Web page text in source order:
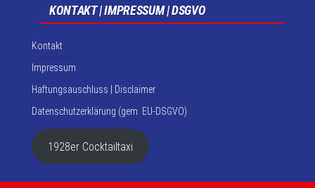
KONTAKT | IMPRESSUM | DSGVO
Kontakt
Impressum
Haftungsauschluss | Disclaimer
Datenschutzerklärung (gem. EU-DSGVO)
1928er Cocktailtaxi